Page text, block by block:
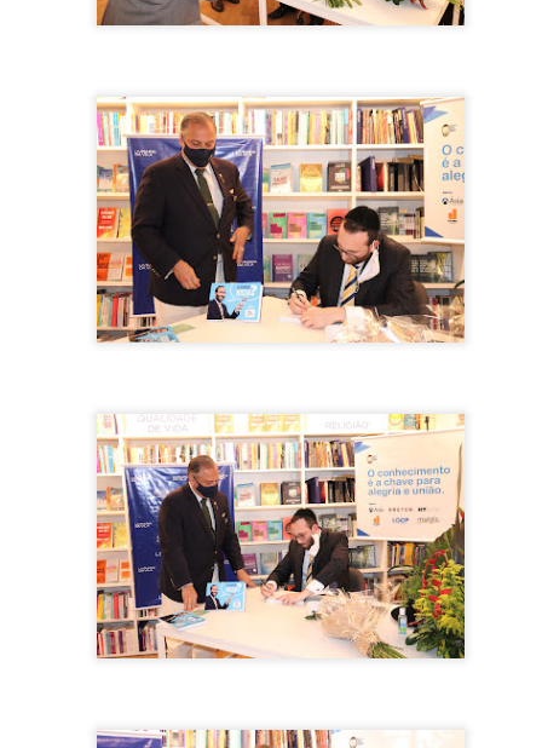
os protocolos contra a Covid-19, o publico presente precisava
do calor, o publico compareceu e estava muito ansioso para
a gravação e aproveitaram para se deliciar com um belo almoço
aperitivos que a casa oferece.
Baile das Perigosas agita carnaval em Caieiras!
Na noite da última segunda-feira (28), a Hoower Show House em
Caieiras - SP, foi palco do "Baile das Poderosas" em parceria
a produtora Love Funk e agitou o carnaval de quem não viajou.
todos os protocolos contra a Covid-19 e as restrições do
o publico presente tinha que exibir o comprovante da vacina
quem começou a festa, foi a Dj Ju Santana, que tratou de esquentar
publico presente.
Stefanie Mônaco lança música em SP!
Na noite desta sexta-feira (11), a nova sensação e aposta do
momento Stefanie Mônaco, lançou a música "180 Dias" no 321
na Vila Madalena em SP.
Mônaco vem ganhando grande destaque na música, já que
timbre e tom de voz impressionam e deixa qualquer um de boca
Stefanie possui uma grande bagagem na música e participou de